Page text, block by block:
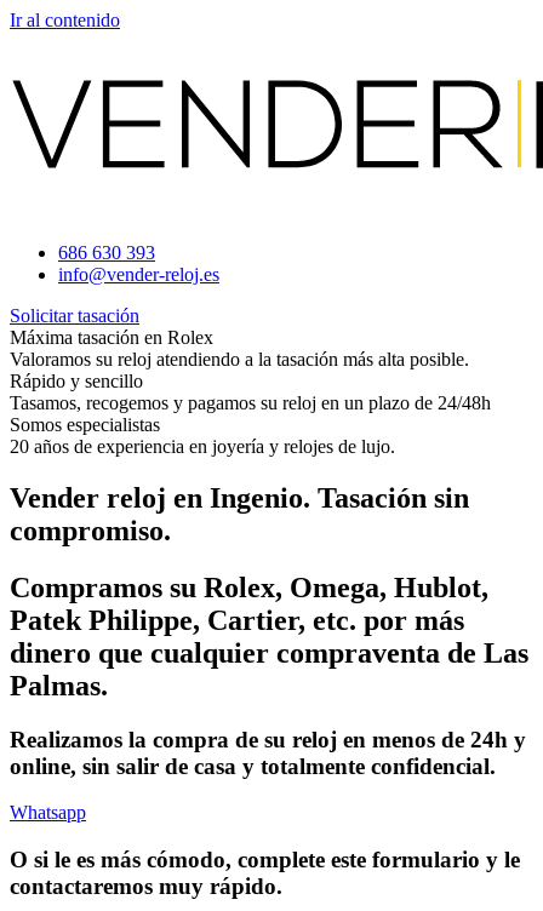
Ir al contenido
686 630 393
info@vender-reloj.es
Solicitar tasación
Máxima tasación en Rolex
Valoramos su reloj atendiendo a la tasación más alta posible.
Rápido y sencillo
Tasamos, recogemos y pagamos su reloj en un plazo de 24/48h
Somos especialistas
20 años de experiencia en joyería y relojes de lujo.
Vender reloj en Ingenio. Tasación sin
compromiso.
Compramos su Rolex, Omega, Hublot,
Patek Philippe, Cartier, etc. por más
dinero que cualquier compraventa de Las
Palmas.
Realizamos la compra de su reloj en menos de 24h y
online, sin salir de casa y totalmente confidencial.
Whatsapp
O si le es más cómodo, complete este formulario y le
contactaremos muy rápido.